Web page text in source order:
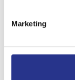
Marketing